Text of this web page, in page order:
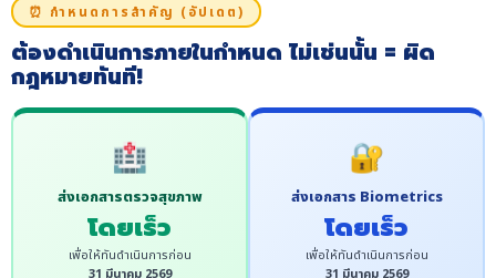
⏰ กำหนดการสำคัญ (อัปเดต)
ต้องดำเนินการภายในกำหนด ไม่เช่นนั้น = ผิด
กฎหมายทันที!
🏥
ส่งเอกสารตรวจสุขภาพ
โดยเร็ว
เพื่อให้ทันดำเนินการก่อน
31 มีนาคม 2569
🔐
ส่งเอกสาร Biometrics
โดยเร็ว
เพื่อให้ทันดำเนินการก่อน
31 มีนาคม 2569